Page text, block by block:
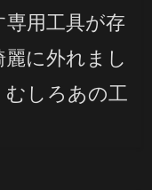
用工具が存
に外れまし
しろあの工